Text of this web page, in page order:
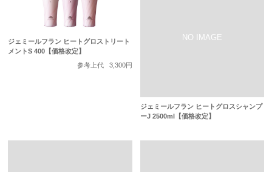
ジェミールフラン ヒートグロストリート
メントS 400【価格改定】
参考上代
3,300円
ジェミールフラン ヒートグロスシャンプ
ーJ 2500ml【価格改定】